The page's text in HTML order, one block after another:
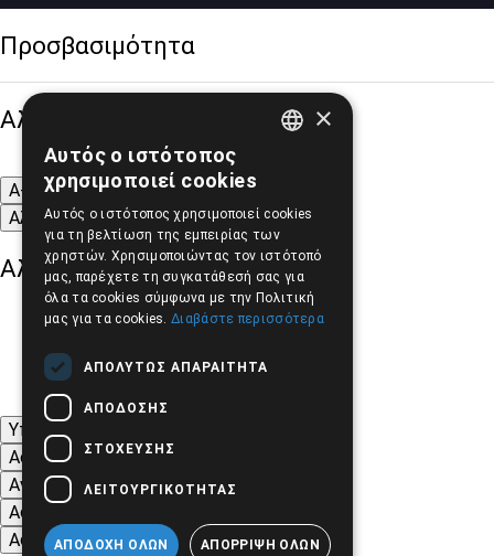
Προσβασιμότητα
Αλλαγή Μεγέθους
A- A+
A
Αλλαγή Γραμματοσειράς
Αλλαγή Χρώματος
Υπογράμμιση συνδέσμων
Ασπρόμαυρες Εικόνες
Αντίθεση Χρωμάτων και Εικόνων
Αφαίρεση κινούμενων εικόνων
Αφαίρεση Στυλ
×
Αυτός ο ιστότοπος
χρησιμοποιεί cookies
Αυτός ο ιστότοπος χρησιμοποιεί cookies
για τη βελτίωση της εμπειρίας των
χρηστών. Χρησιμοποιώντας τον ιστότοπό
μας, παρέχετε τη συγκατάθεσή σας για
όλα τα cookies σύμφωνα με την Πολιτική
μας για τα cookies. Διαβάστε περισσότερα
ΑΠΟΛΎΤΩΣ ΑΠΑΡΑΊΤΗΤΑ
ΑΠΌΔΟΣΗΣ
ΣΤΌΧΕΥΣΗΣ
ΛΕΙΤΟΥΡΓΙΚΌΤΗΤΑΣ
ΑΠΟΔΟΧΉ ΌΛΩΝ ΑΠΌΡΡΙΨΗ ΌΛΩΝ